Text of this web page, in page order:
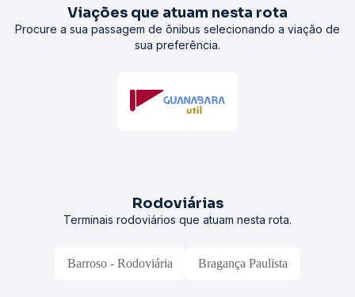
Viações que atuam nesta rota
Procure a sua passagem de ônibus selecionando a viação de
sua preferência.
Rodoviárias
Terminais rodoviários que atuam nesta rota.
Barroso - Rodoviária Bragança Paulista